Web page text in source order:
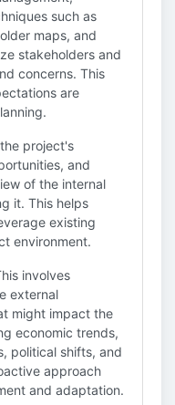
such as
maps, and
stakeholders and
concerns. This
are
project's
and
of the internal
it. This helps
existing
environment.
involves
external
might impact the
economic trends,
political shifts, and
approach
and adaptation.